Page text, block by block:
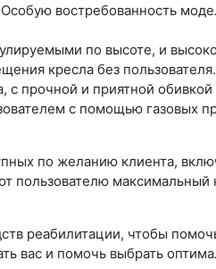
востребованность
по высоте, и
кресла без
прочной и приятной
с помощью газовых
по желанию клиента,
максимальный
реабилитации, чтобы
вас и помочь выбрать